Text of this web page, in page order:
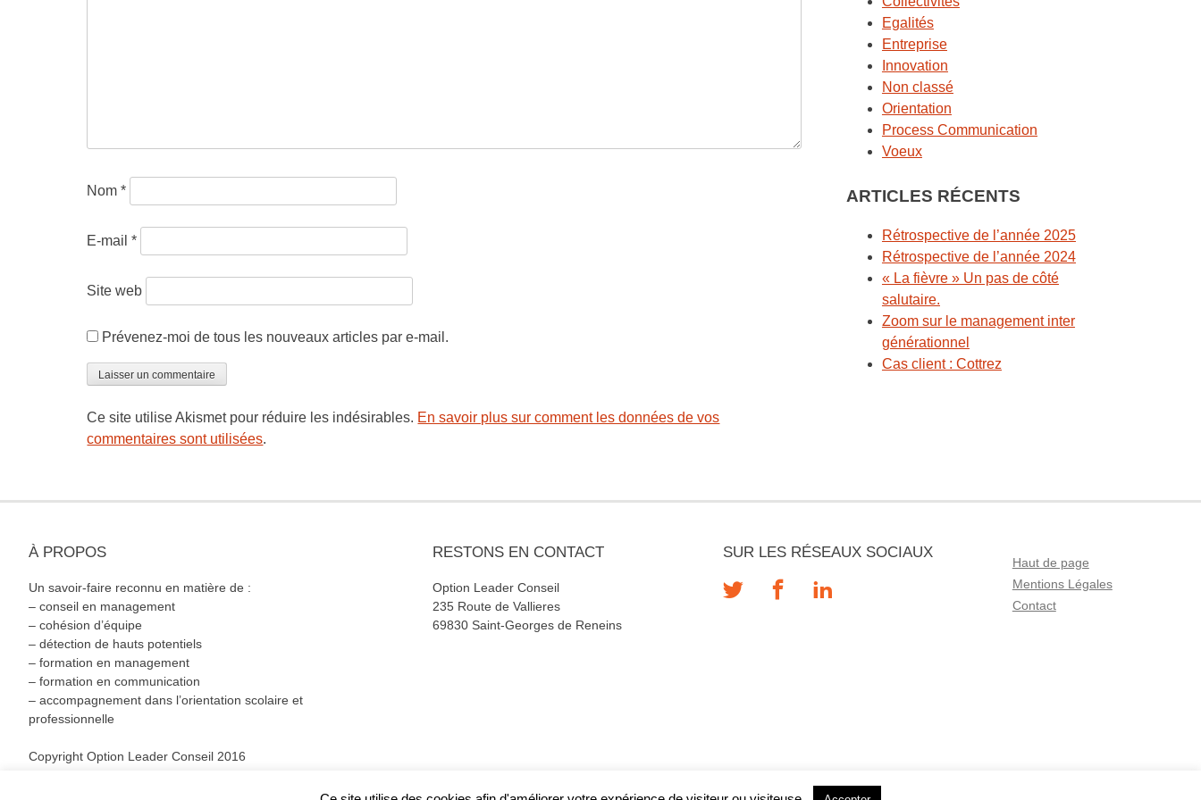
Nom*
E-mail*
Site web
Prévenez-moi de tous les nouveaux articles par e-mail.
Ce site utilise Akismet pour réduire les indésirables. En savoir plus sur comment les données de vos
commentaires sont utilisées.
Egalités
Entreprise
Innovation
Non classé
Orientation
Process Communication
Voeux
ARTICLES RÉCENTS
Rétrospective de l’année 2025
Rétrospective de l’année 2024
« La fièvre » Un pas de côté
salutaire.
Zoom sur le management inter
générationnel
Cas client : Cottrez
À PROPOS
Un savoir-faire reconnu en matière de :
– conseil en management
– cohésion d’équipe
– détection de hauts potentiels
– formation en management
– formation en communication
– accompagnement dans l’orientation scolaire et
professionnelle
Copyright Option Leader Conseil 2016
RESTONS EN CONTACT
Option Leader Conseil
235 Route de Vallieres
69830 Saint-Georges de Reneins
SUR LES RÉSEAUX SOCIAUX
Haut de page
Mentions Légales
Contact